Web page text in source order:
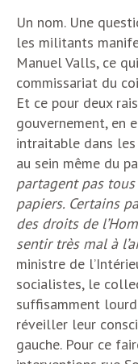
Un nom. Une
les militants
Manuel Valls, ce
commissariat du
Et ce pour deux
gouvernement, en
intraitable dans
au sein même du
partagent pas
papiers. Certains
des droits de
sentir très mal à
ministre de
socialistes, le
suffisamment
réveiller leur
gauche. Pour ce